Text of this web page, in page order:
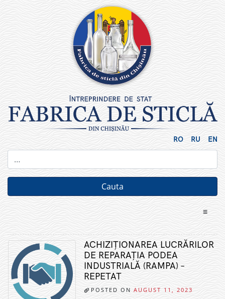
RO RU EN
≡
ACHIZIȚIONAREA LUCRĂRILOR
DE REPARAȚIA PODEA
INDUSTRIALĂ (RAMPA) –
REPETAT
POSTED ON AUGUST 11, 2023